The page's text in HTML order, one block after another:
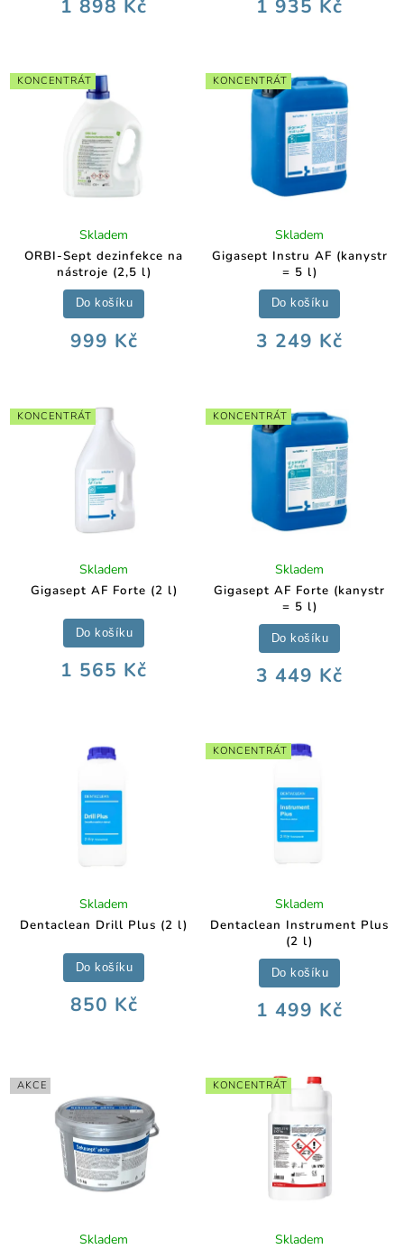
1 898 Kč 1 935 Kč
KONCENTRÁT
ORBI-Sept dezinfekce na
nástroje (2,5 l)
Skladem
999 Kč
Do košíku
KONCENTRÁT
Gigasept Instru AF (kanystr
= 5 l)
Skladem
3 249 Kč
Do košíku
KONCENTRÁT
Gigasept AF Forte (2 l)
Skladem
1 565 Kč
Do košíku
KONCENTRÁT
Gigasept AF Forte (kanystr
= 5 l)
Skladem
3 449 Kč
Do košíku
Dentaclean Drill Plus (2 l)
Skladem
850 Kč
Do košíku
KONCENTRÁT
Dentaclean Instrument Plus
(2 l)
Skladem
1 499 Kč
Do košíku
AKCE
Skladem
KONCENTRÁT
Skladem